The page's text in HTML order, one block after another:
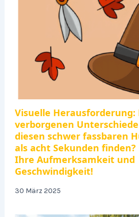
Visuelle Herausforderung:
verborgenen
diesen schwer fassbaren
als acht Sekunden
Ihre Aufmerksamkeit und
Geschwindigkeit!
30 März 2025